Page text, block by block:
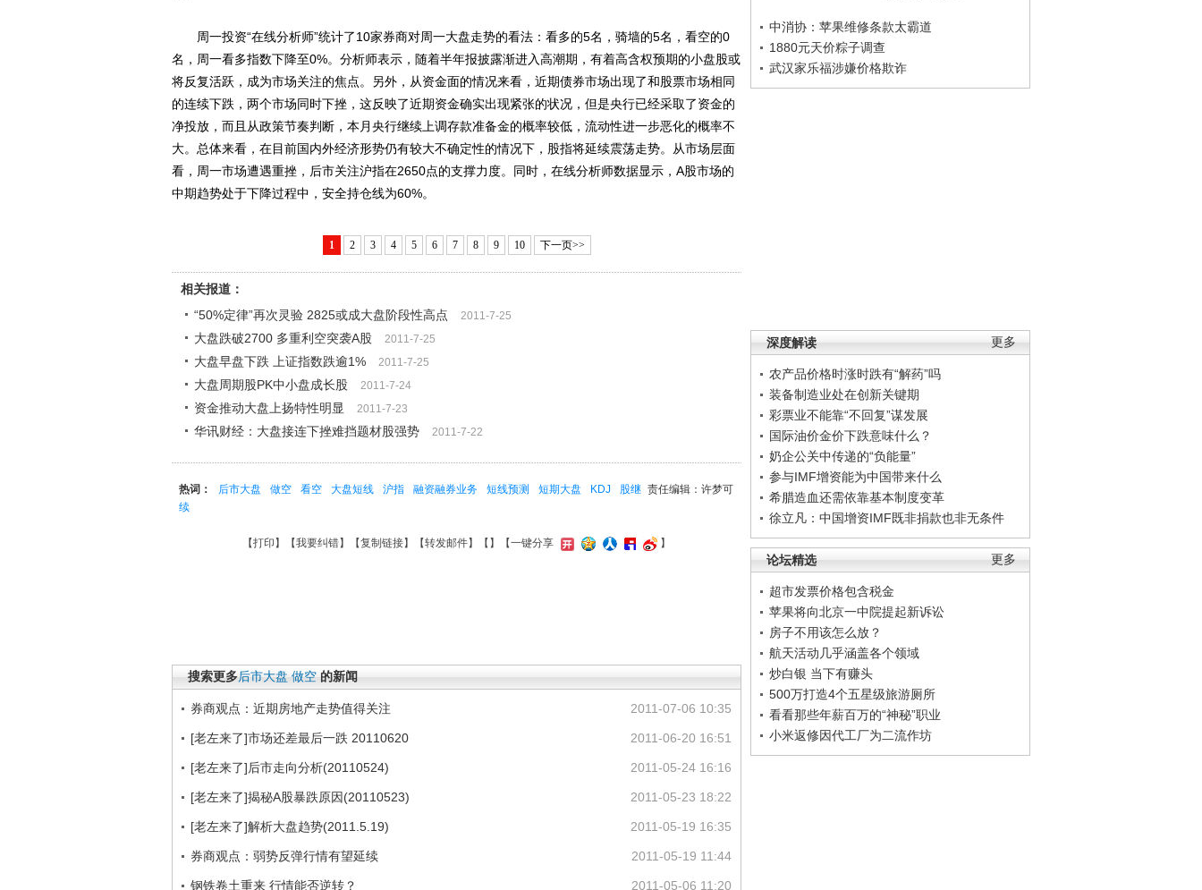
中消协：苹果维修条款太霸道
1880元天价粽子调查
武汉家乐福涉嫌价格欺诈
更多
深度解读
农产品价格时涨时跌有“解药”吗
装备制造业处在创新关键期
彩票业不能靠“不回复”谋发展
国际油价金价下跌意味什么？
奶企公关中传递的“负能量”
参与IMF增资能为中国带来什么
希腊造血还需依靠基本制度变革
徐立凡：中国增资IMF既非捐款也非无条件
更多
论坛精选
超市发票价格包含税金
苹果将向北京一中院提起新诉讼
房子不用该怎么放？
航天活动几乎涵盖各个领域
炒白银 当下有赚头
500万打造4个五星级旅游厕所
看看那些年薪百万的“神秘”职业
小米返修因代工厂为二流作坊
周一投资“在线分析师”统计了10家券商对周一大盘走势的看法：看多的5名，骑墙的5名，看空的0
名，周一看多指数下降至0%。分析师表示，随着半年报披露渐进入高潮期，有着高含权预期的小盘股或
将反复活跃，成为市场关注的焦点。另外，从资金面的情况来看，近期债券市场出现了和股票市场相同
的连续下跌，两个市场同时下挫，这反映了近期资金确实出现紧张的状况，但是央行已经采取了资金的
净投放，而且从政策节奏判断，本月央行继续上调存款准备金的概率较低，流动性进一步恶化的概率不
大。总体来看，在目前国内外经济形势仍有较大不确定性的情况下，股指将延续震荡走势。从市场层面
看，周一市场遭遇重挫，后市关注沪指在2650点的支撑力度。同时，在线分析师数据显示，A股市场的
中期趋势处于下降过程中，安全持仓线为60%。
1 2 3 4 5 6 7 8 9 10 下一页>>
相关报道：
“50%定律”再次灵验 2825或成大盘阶段性高点
2011-7-25
大盘跌破2700 多重利空突袭A股 2011-7-25
大盘早盘下跌 上证指数跌逾1% 2011-7-25
大盘周期股PK中小盘成长股 2011-7-24
资金推动大盘上扬特性明显 2011-7-23
华讯财经：大盘接连下挫难挡题材股强势 2011-7-22
责任编辑：许梦可
热词： 后市大盘 做空 看空 大盘短线 沪指 融资融券业务 短线预测 短期大盘 KDJ
股继
续
【打印 】【我要纠错】【复制链接】【转发邮件】【 】 【一键分享 】
搜索更多后市大盘 做空 的新闻
2011-07-06 10:35
券商观点：近期房地产走势值得关注
2011-06-20 16:51
[老左来了]市场还差最后一跌 20110620
2011-05-24 16:16
[老左来了]后市走向分析(20110524)
2011-05-23 18:22
[老左来了]揭秘A股暴跌原因(20110523)
2011-05-19 16:35
[老左来了]解析大盘趋势(2011.5.19)
2011-05-19 11:44
券商观点：弱势反弹行情有望延续
2011-05-06 11:20
钢铁卷土重来 行情能否逆转？